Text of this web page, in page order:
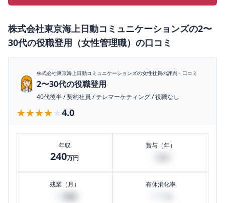
株式会社東京海上日動コミュニケーションズの2〜
30代の役職登用（女性管理職） の口コミ
株式会社東京海上日動コミュニケーションズの女性社員の評判・口コミ
2〜30代の役職登用
40代後半/契約社員 /テレマーケティング/役職なし
★★★★★
★★★★★ 4.0
年収
240万円
賞与（年）
残業（月） 有休消化率